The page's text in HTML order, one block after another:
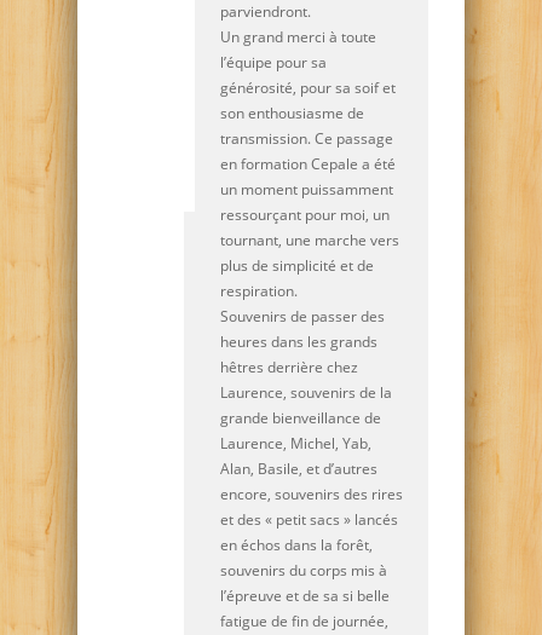
parviendront.
Un grand merci à toute
l’équipe pour sa
générosité, pour sa soif et
son enthousiasme de
transmission. Ce passage
en formation Cepale a été
un moment puissamment
ressourçant pour moi, un
tournant, une marche vers
plus de simplicité et de
respiration.
Souvenirs de passer des
heures dans les grands
hêtres derrière chez
Laurence, souvenirs de la
grande bienveillance de
Laurence, Michel, Yab,
Alan, Basile, et d’autres
encore, souvenirs des rires
et des « petit sacs » lancés
en échos dans la forêt,
souvenirs du corps mis à
l’épreuve et de sa si belle
fatigue de fin de journée,